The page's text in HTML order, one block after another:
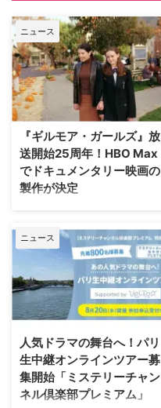
ニュース
『ギルモア・ガールズ』放
送開始25周年！HBO Max
でドキュメンタリー映画の
製作が決定
ワーナー・ブラザース・テレビジ
ードラマの金字塔『ギルモア・ガ
ールズ』を振り返る初の公式ドキ
ュメンタリー映画を制作中である
ことが明らかになった。2000年
から2007年にかけて放送され、
いまなお絶大な人気を誇る本作。
初放送から25年以上を経て誕生
する今作は、HBO Maxにて配信
される予定だ。監督を務めるの
は、ドキュメンタリー映画『ある
アスリートの告発』で高い評価を
ニュース
人気ドラマの舞台へ！パリ
生中継オンラインツアー募
集開始「ミステリーチャン
ネル倶楽部プレミアム」